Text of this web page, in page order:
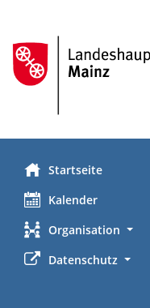
Startseite
Kalender
Organisation
Datenschutz